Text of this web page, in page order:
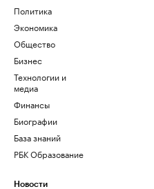
Политика
Экономика
Общество
Бизнес
Технологии и
медиа
Финансы
Биографии
База знаний
РБК Образование
Новости